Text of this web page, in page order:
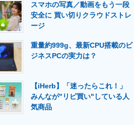
援
ア 建設×テクノロジーの最前線
スマホの写真／動画をもう一段
安全に 買い切りクラウドストレ
ージ
重量約999g、最新CPU搭載のビ
ジネスPCの実力は？
【iHerb】「迷ったらこれ！」
みんなが"リピ買い"している人
気商品